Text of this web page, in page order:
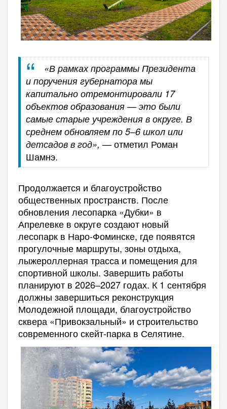
«В рамках программы Президента
и поручения губернатора мы
капитально отремонтировали 17
объектов образования — это были
самые старые учреждения в округе. В
среднем обновляем по 5–6 школ или
детсадов в год», — отметил Роман
Шамнэ.
Продолжается и благоустройство
общественных пространств. После
обновления лесопарка «Дубки» в
Апрелевке в округе создают новый
лесопарк в Наро-Фоминске, где появятся
прогулочные маршруты, зоны отдыха,
лыжероллерная трасса и помещения для
спортивной школы. Завершить работы
планируют в 2026–2027 годах. К 1 сентября
должны завершиться реконструкция
Молодежной площади, благоустройство
сквера «Привокзальный» и строительство
современного скейт-парка в Селятине.